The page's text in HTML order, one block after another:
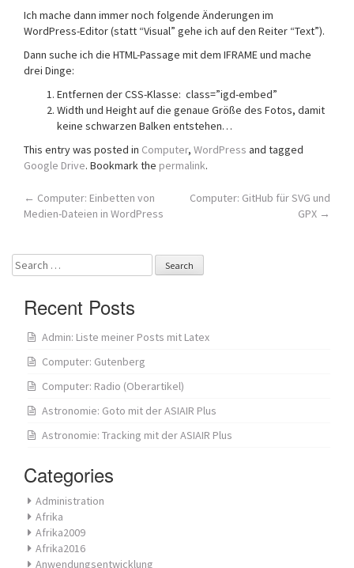
Ich mache dann immer noch folgende Änderungen im
WordPress-Editor (statt “Visual” gehe ich auf den Reiter “Text”).
Dann suche ich die HTML-Passage mit dem IFRAME und mache
drei Dinge:
Entfernen der CSS-Klasse: class=”igd-embed”
Width und Height auf die genaue Größe des Fotos, damit
keine schwarzen Balken entstehen…
This entry was posted in Computer, WordPress and tagged
Google Drive. Bookmark the permalink.
Post
← Computer: Einbetten von
Medien-Dateien in WordPress
Computer: GitHub für SVG und
GPX →
Search
for:
Recent Posts
Admin: Liste meiner Posts mit Latex
Computer: Gutenberg
Computer: Radio (Oberartikel)
Astronomie: Goto mit der ASIAIR Plus
Astronomie: Tracking mit der ASIAIR Plus
Categories
Administration
Afrika
Afrika2009
Afrika2016
Anwendungsentwicklung